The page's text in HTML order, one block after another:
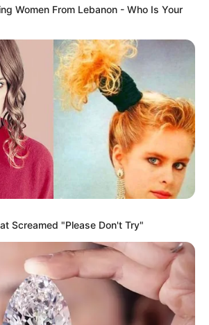
10 Cara
Belanjaan
10 Pose Lucu
Ketawa
Women From Lebanon - Who Is Your
Screamed "Please Don't Try"